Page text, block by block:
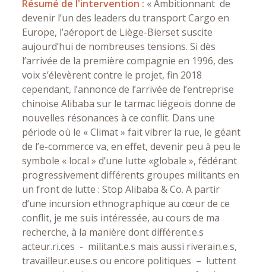
Résumé de l'intervention : « Ambitionnant de
devenir l’un des leaders du transport Cargo en
Europe, l’aéroport de Liège-Bierset suscite
aujourd’hui de nombreuses tensions. Si dès
l’arrivée de la première compagnie en 1996, des
voix s’élevèrent contre le projet, fin 2018
cependant, l’annonce de l’arrivée de l’entreprise
chinoise Alibaba sur le tarmac liégeois donne de
nouvelles résonances à ce conflit. Dans une
période où le « Climat » fait vibrer la rue, le géant
de l’e-commerce va, en effet, devenir peu à peu le
symbole « local » d’une lutte «globale », fédérant
progressivement différents groupes militants en
un front de lutte : Stop Alibaba & Co. A partir
d’une incursion ethnographique au cœur de ce
conflit, je me suis intéressée, au cours de ma
recherche, à la manière dont différent.e.s
acteur.ri.ces - militant.e.s mais aussi riverain.e.s,
travailleur.euse.s ou encore politiques – luttent